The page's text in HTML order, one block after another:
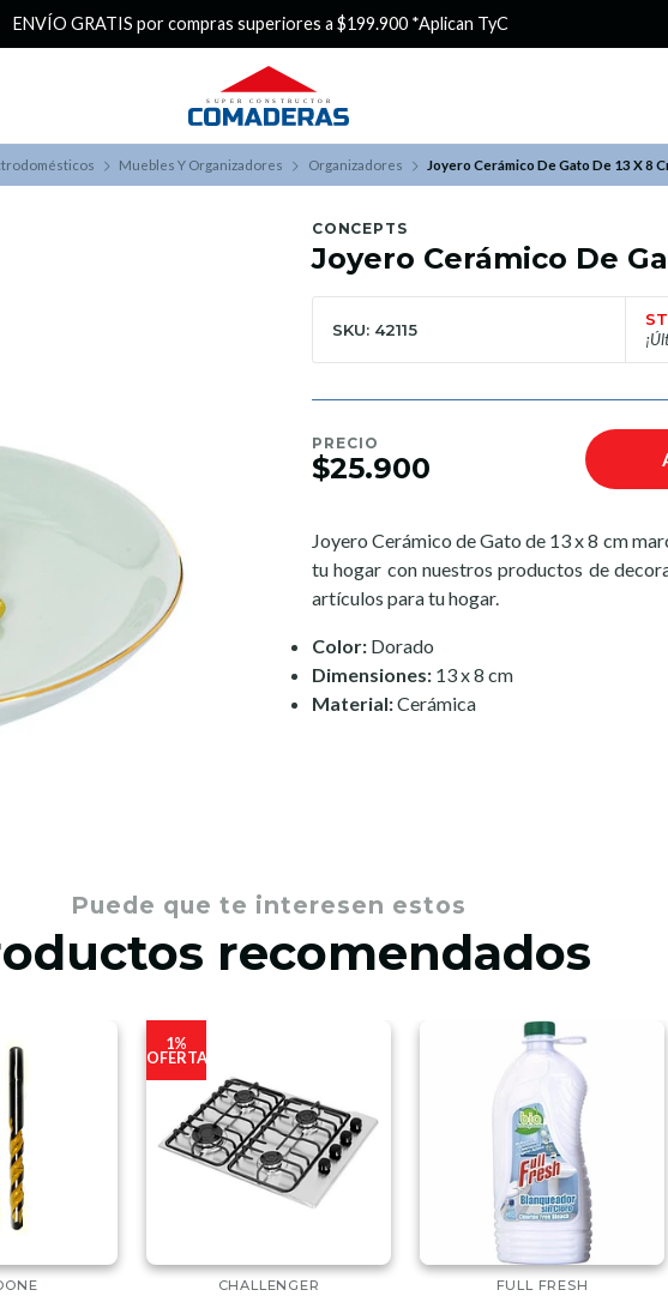
¿Buscas Promociones? ¡Aprovecha nuestros Descuentazos!
Muebles Y Organizadores Organizadores Joyero Cerámico De Gato De 13 X 8
CONCEPTS
Joyero Cerámico De
SKU: 42115
PRECIO
$25.900
Joyero Cerámico de Gato de 13 x 8 cm
tu hogar con nuestros productos de
artículos para tu hogar.
Color: Dorado
Dimensiones: 13 x 8 cm
Material:Cerámica
Puede que te interesen estos
recomendados
1%
OFERTA
CHALLENGER FULL FRESH